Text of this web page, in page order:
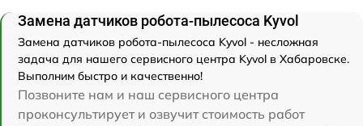
Замена датчиков робота-пылесоса Kyvol
Замена датчиков робота-пылесоса Kyvol - несложная
задача для нашего сервисного центра Kyvol в Хабаровске.
Выполним быстро и качественно!
Позвоните нам и наш сервисного центра
проконсультирует и озвучит стоимость работ